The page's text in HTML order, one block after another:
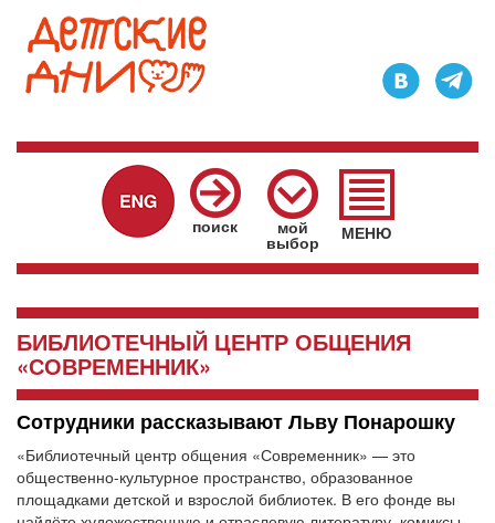
поиск мой
выбор
Главное
меню
МЕНЮ
БИБЛИОТЕЧНЫЙ ЦЕНТР ОБЩЕНИЯ
«СОВРЕМЕННИК»
Сотрудники рассказывают Льву Понарошку
«Библиотечный центр общения «Современник» — это
общественно-культурное пространство, образованное
площадками детской и взрослой библиотек. В его фонде вы